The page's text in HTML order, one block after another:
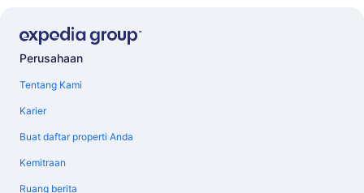
Perusahaan
Tentang Kami
Karier
Buat daftar properti Anda
Kemitraan
Ruang berita